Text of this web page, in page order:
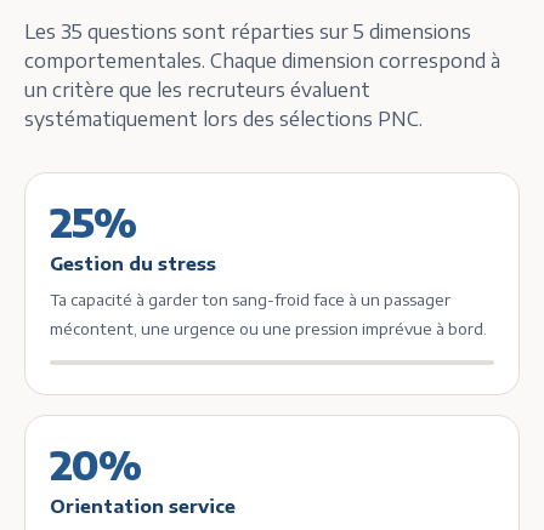
Les 35 questions sont réparties sur 5 dimensions
comportementales. Chaque dimension correspond à
un critère que les recruteurs évaluent
systématiquement lors des sélections PNC.
25%
Gestion du stress
Ta capacité à garder ton sang-froid face à un passager
mécontent, une urgence ou une pression imprévue à bord.
20%
Orientation service